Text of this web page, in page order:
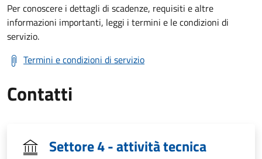
Per conoscere i dettagli di scadenze, requisiti e altre
informazioni importanti, leggi i termini e le condizioni di
servizio.
Termini e condizioni di servizio
Contatti
Settore 4 - attività tecnica